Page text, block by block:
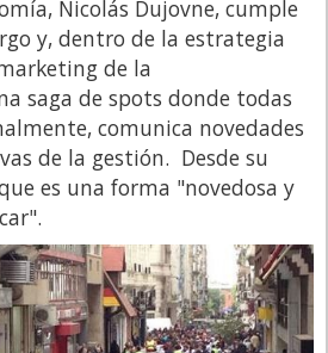
Nicolás Dujovne, cumple
y, dentro de la estrategia
de la
saga de spots donde todas
comunica novedades
de la gestión. Desde su
es una forma "novedosa y